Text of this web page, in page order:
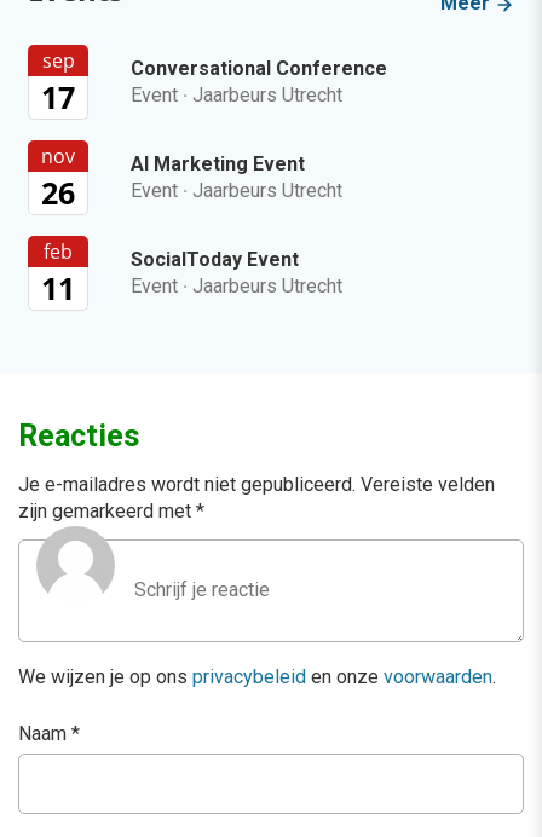
sep
17
Conversational Conference
Event · Jaarbeurs Utrecht
nov
26
AI Marketing Event
Event · Jaarbeurs Utrecht
feb
11
SocialToday Event
Event · Jaarbeurs Utrecht
Reacties
Je e-mailadres wordt niet gepubliceerd. Vereiste velden
zijn gemarkeerd met *
We wijzen je op ons privacybeleid en onze voorwaarden.
Naam *